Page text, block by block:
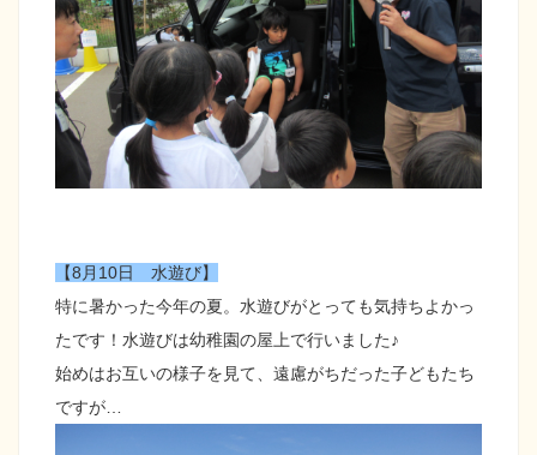
【8月10日 水遊び】
特に暑かった今年の夏。水遊びがとっても気持ちよかっ
たです！水遊びは幼稚園の屋上で行いました♪
始めはお互いの様子を見て、遠慮がちだった子どもたち
ですが…